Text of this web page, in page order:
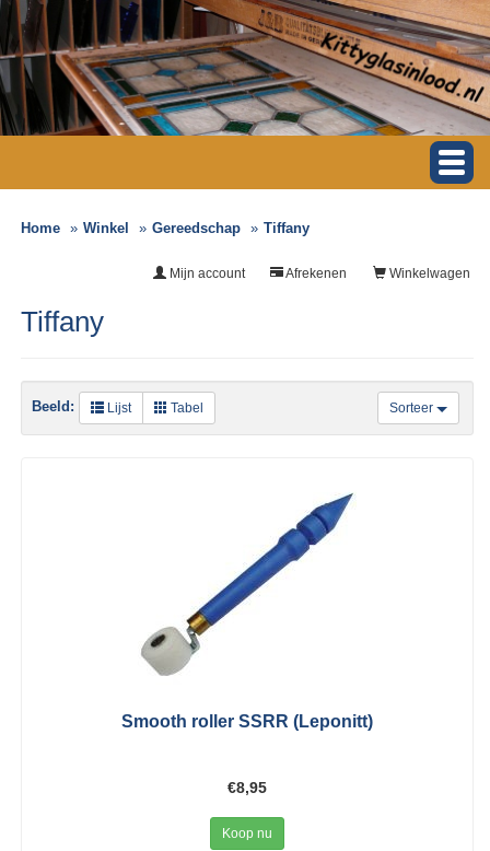
Home Winkel Gereedschap Tiffany
Winkelwagen
Afrekenen
Mijn account
Tiffany
Sorteer
Beeld: Lijst Tabel
Smooth roller SSRR (Leponitt)
€8,95
Koop nu